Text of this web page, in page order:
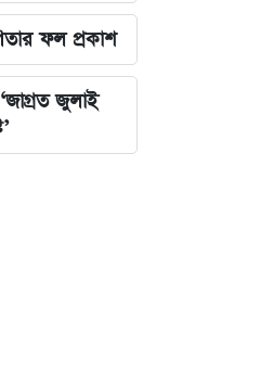
ফল প্রকাশ
জুলাই